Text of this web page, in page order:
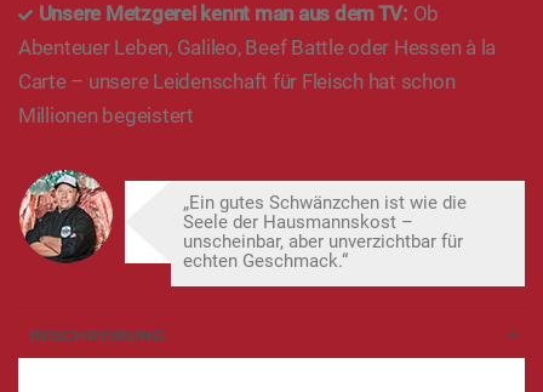
Unsere Metzgerei kennt man aus dem TV: Ob
Abenteuer Leben, Galileo, Beef Battle oder Hessen à la
Carte – unsere Leidenschaft für Fleisch hat schon
Millionen begeistert
„Ein gutes Schwänzchen ist wie die
Seele der Hausmannskost –
unscheinbar, aber unverzichtbar für
echten Geschmack.“
BESCHREIBUNG